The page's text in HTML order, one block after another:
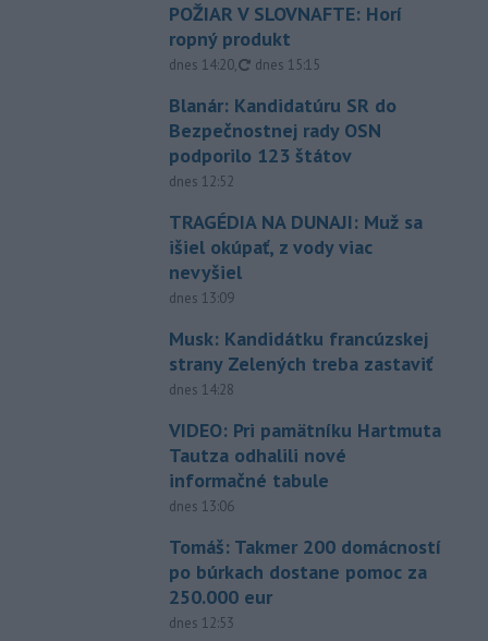
POŽIAR V SLOVNAFTE: Horí
ropný produkt
dnes 14:20, aktualizované
dnes 15:15
Blanár: Kandidatúru SR do
Bezpečnostnej rady OSN
podporilo 123 štátov
dnes 12:52
TRAGÉDIA NA DUNAJI: Muž sa
išiel okúpať, z vody viac
nevyšiel
dnes 13:09
Musk: Kandidátku francúzskej
strany Zelených treba zastaviť
dnes 14:28
VIDEO: Pri pamätníku Hartmuta
Tautza odhalili nové
informačné tabule
dnes 13:06
Tomáš: Takmer 200 domácností
po búrkach dostane pomoc za
250.000 eur
dnes 12:53